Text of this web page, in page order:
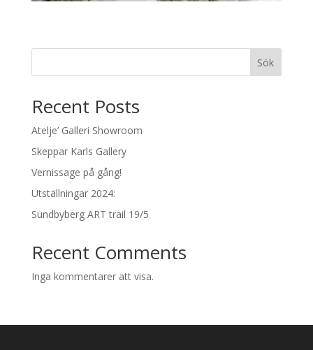
Sök
Recent Posts
Atelje’ Galleri Showroom
Skeppar Karls Gallery
Vernissage på gång!
Utställningar 2024:
Sundbyberg ART trail 19/5
Recent Comments
Inga kommentarer att visa.